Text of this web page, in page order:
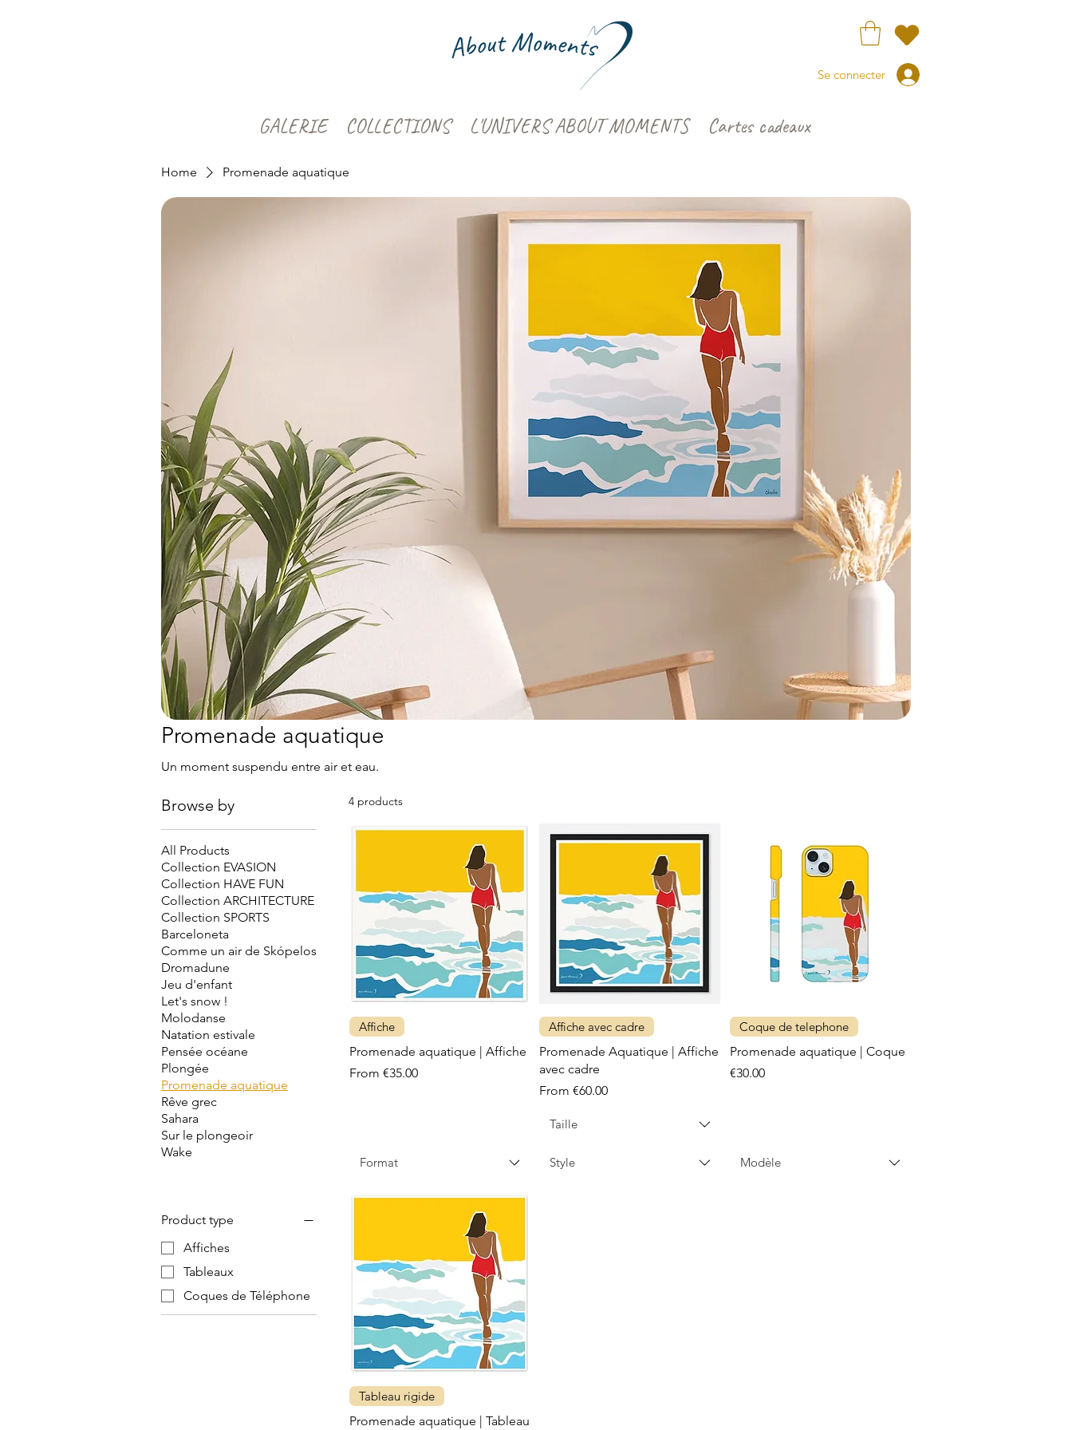
Se connecter
GALERIE COLLECTIONS L'UNIVERS ABOUT MOMENTS Cartes cadeaux
Home Promenade aquatique
Promenade aquatique
Un moment suspendu entre air et eau.
Browse by
All Products
Collection EVASION
Collection HAVE FUN
Collection ARCHITECTURE
Collection SPORTS
Barceloneta
Comme un air de Skópelos
Dromadune
Jeu d'enfant
Let's snow !
Molodanse
Natation estivale
Pensée océane
Plongée
Promenade aquatique
Rêve grec
Sahara
Sur le plongeoir
Wake
Product type
Affiches
Tableaux
Coques de Téléphone
4 products
Affiche
Promenade aquatique | Affiche
From€35.00
Sale Price
Format
Affiche avec cadre
Promenade Aquatique | Affiche
avec cadre
From€60.00
Sale Price
Taille
Style
Coque de telephone
Promenade aquatique | Coque
Price
€30.00
Modèle
Tableau rigide
Promenade aquatique | Tableau